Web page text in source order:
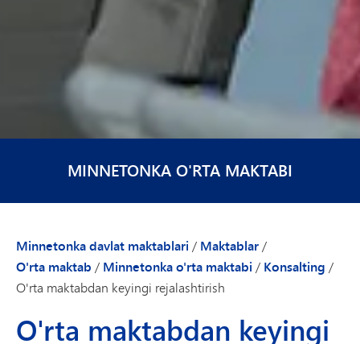
MINNETONKA O'RTA MAKTABI
Minnetonka davlat maktablari / Maktablar/
O'rta maktab / Minnetonka o'rta maktabi / Konsalting /
O'rta maktabdan keyingi rejalashtirish
O'rta maktabdan keyingi